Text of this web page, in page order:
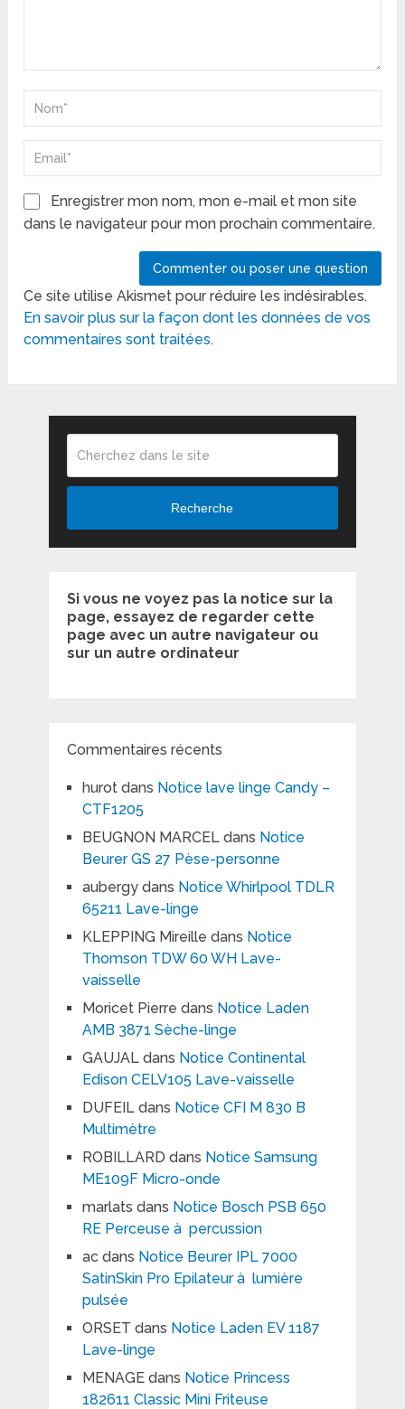
Enregistrer mon nom, mon e-mail et mon site
dans le navigateur pour mon prochain commentaire.
Ce site utilise Akismet pour réduire les indésirables.
En savoir plus sur la façon dont les données de vos
commentaires sont traitées.
Recherche
Si vous ne voyez pas la notice sur la
page, essayez de regarder cette
page avec un autre navigateur ou
sur un autre ordinateur
Commentaires récents
hurotdans Notice lave linge Candy –
CTF1205
BEUGNON MARCELdans Notice
Beurer GS 27 Pèse-personne
aubergydans Notice Whirlpool TDLR
65211 Lave-linge
KLEPPING Mireille dans Notice
Thomson TDW 60 WH Lave-
vaisselle
Moricet Pierre dans Notice Laden
AMB 3871 Sèche-linge
GAUJALdans Notice Continental
Edison CELV105 Lave-vaisselle
DUFEILdans Notice CFI M 830 B
Multimètre
ROBILLARD dans Notice Samsung
ME109F Micro-onde
marlats dans Notice Bosch PSB 650
RE Perceuse à percussion
acdans Notice Beurer IPL 7000
SatinSkin Pro Epilateur à lumière
pulsée
ORSET dans Notice Laden EV 1187
Lave-linge
MENAGEdans Notice Princess
182611 Classic Mini Friteuse